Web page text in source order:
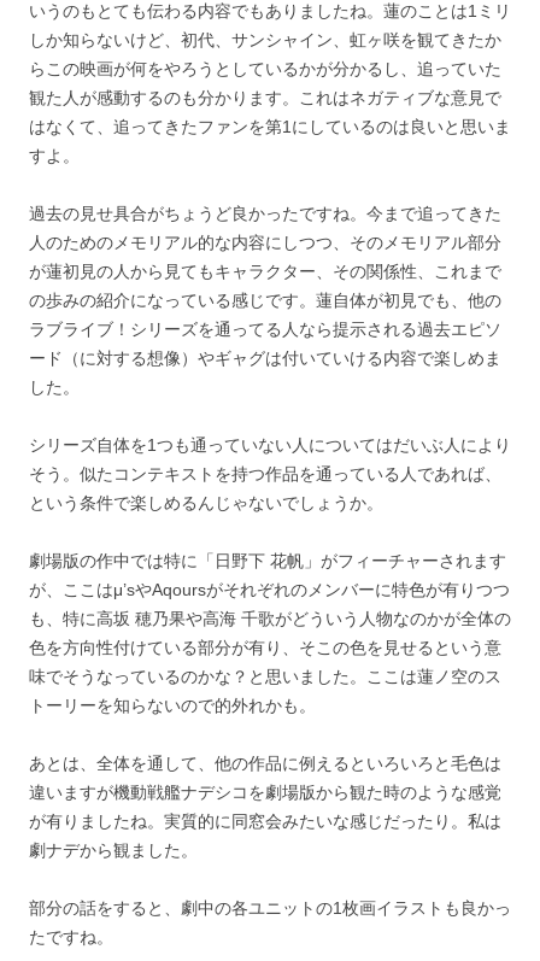
いうのもとても伝わる内容でもありましたね。蓮のことは1ミリ
しか知らないけど、初代、サンシャイン、虹ヶ咲を観てきたか
らこの映画が何をやろうとしているかが分かるし、追っていた
観た人が感動するのも分かります。これはネガティブな意見で
はなくて、追ってきたファンを第1にしているのは良いと思いま
すよ。
過去の見せ具合がちょうど良かったですね。今まで追ってきた
人のためのメモリアル的な内容にしつつ、そのメモリアル部分
が蓮初見の人から見てもキャラクター、その関係性、これまで
の歩みの紹介になっている感じです。蓮自体が初見でも、他の
ラブライブ！シリーズを通ってる人なら提示される過去エピソ
ード（に対する想像）やギャグは付いていける内容で楽しめま
した。
シリーズ自体を1つも通っていない人についてはだいぶ人により
そう。似たコンテキストを持つ作品を通っている人であれば、
という条件で楽しめるんじゃないでしょうか。
劇場版の作中では特に「日野下 花帆」がフィーチャーされます
が、ここはμ’sやAqoursがそれぞれのメンバーに特色が有りつつ
も、特に高坂 穂乃果や高海 千歌がどういう人物なのかが全体の
色を方向性付けている部分が有り、そこの色を見せるという意
味でそうなっているのかな？と思いました。ここは蓮ノ空のス
トーリーを知らないので的外れかも。
あとは、全体を通して、他の作品に例えるといろいろと毛色は
違いますが機動戦艦ナデシコを劇場版から観た時のような感覚
が有りましたね。実質的に同窓会みたいな感じだったり。私は
劇ナデから観ました。
部分の話をすると、劇中の各ユニットの1枚画イラストも良かっ
たですね。